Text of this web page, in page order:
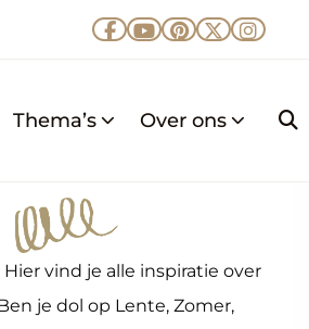
Ga Ga Ga Ga Ga
Thema’s Over ons
Hier vind je alle inspiratie over
je dol op Lente, Zomer,